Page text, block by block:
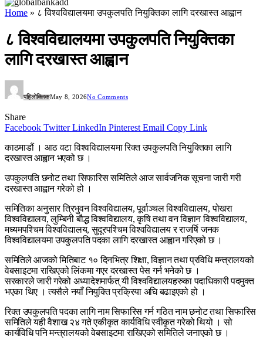
Home » ८ विश्वविद्यालयमा उपकुलपति नियुक्तिका लागि दरखास्त आह्वान
८ विश्वविद्यालयमा उपकुलपति नियुक्तिका
लागि दरखास्त आह्वान
पहिलोक्लिकMay 8, 2026No Comments
Share
Facebook Twitter LinkedIn Pinterest Email Copy Link
काठमाडौं । आठ वटा विश्वविद्यालयमा रिक्त उपकुलपति नियुक्तिका लागि
दरखास्त आह्वान भएको छ ।
उपकुलपति छनोट तथा सिफारिस समितिले आज सार्वजनिक सूचना जारी गरी
दरखास्त आह्वान गरेको हो ।
समितिका अनुसार त्रिभुवन विश्वविद्यालय, पूर्वाञ्चल विश्वविद्यालय, पोखरा
विश्वविद्यालय, लुम्बिनी बौद्ध विश्वविद्यालय, कृषि तथा वन विज्ञान विश्वविद्यालय,
मध्यमपश्चिम विश्वविद्यालय, सुदूरपश्चिम विश्वविद्यालय र राजर्षि जनक
विश्वविद्यालयमा उपकुलपति पदका लागि दरखास्त आह्वान गरिएको छ ।
समितिले आजको मितिबाट १० दिनभित्र शिक्षा, विज्ञान तथा प्रविधि मन्त्रालयको
वेबसाइटमा राखिएको लिंकमा गएर दरखास्त पेस गर्न भनेको छ ।
सरकारले जारी गरेको अध्यादेशमार्फत् यी विश्वविद्यालयहरुका पदाधिकारी पदमुक्त
भएका थिए । त्यसैले नयाँ नियुक्ति प्रक्रिया अघि बढाइएको हो ।
रिक्त उपकुलपति पदका लागि नाम सिफारिस गर्न गठित नाम छनोट तथा सिफारिस
समितिले यही वैशाख २४ गते एकीकृत कार्यविधि स्वीकृत गरेको थियो । सो
कार्यविधि पनि मन्त्रालयको वेबसाइटमा राखिएको समितिले जनाएको छ ।